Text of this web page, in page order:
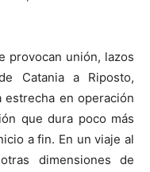
provocan unión, lazos
Catania a Riposto,
estrecha en operación
que dura poco más
a fin. En un viaje al
dimensiones de